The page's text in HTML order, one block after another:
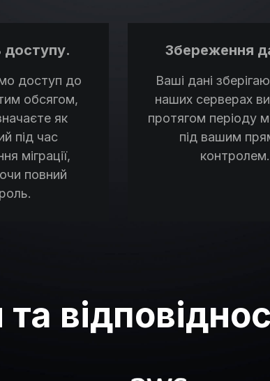
доступу.
доступ до
обсягом,
як
під час
міграції,
повний
Збереження
Ваші дані
наших серверах
протягом періоду
під вашим
контролем.